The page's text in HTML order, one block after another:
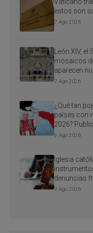
estos son
7 Ago 2026
León XIV, el
mosaicos
aparecen
7 Ago 2026
¿Qué tan
países con
2026?
9 Ago 2026
Iglesia
denuncias
9 Ago 2026